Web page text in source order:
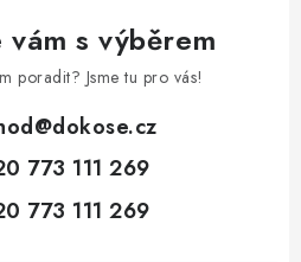
vám s výběrem
poradit? Jsme tu pro vás!
@dokose.cz
773 111 269
773 111 269